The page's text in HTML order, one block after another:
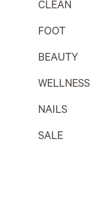
CLEAN
FOOT
BEAUTY
WELLNESS
NAILS
SALE